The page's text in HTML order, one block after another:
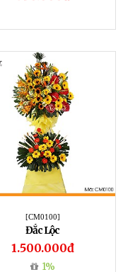
[CM0100]
Đắc Lộc
1.500.000đ
1%